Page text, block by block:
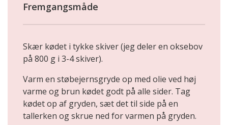
Fremgangsmåde
Skær kødet i tykke skiver (jeg deler en oksebov
på 800 g i 3-4 skiver).
Varm en støbejernsgryde op med olie ved høj
varme og brun kødet godt på alle sider. Tag
kødet op af gryden, sæt det til side på en
tallerken og skrue ned for varmen på gryden.